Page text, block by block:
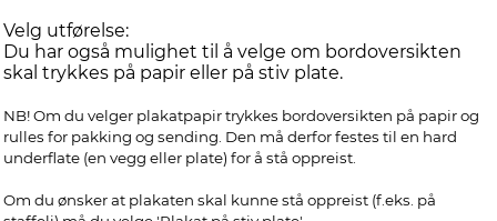
Velg utførelse:
Du har også mulighet til å velge om bordoversikten
skal trykkes på papir eller på stiv plate.
NB! Om du velger plakatpapir trykkes bordoversikten på papir og
rulles for pakking og sending. Den må derfor festes til en hard
underflate (en vegg eller plate) for å stå oppreist.
Om du ønsker at plakaten skal kunne stå oppreist (f.eks. på